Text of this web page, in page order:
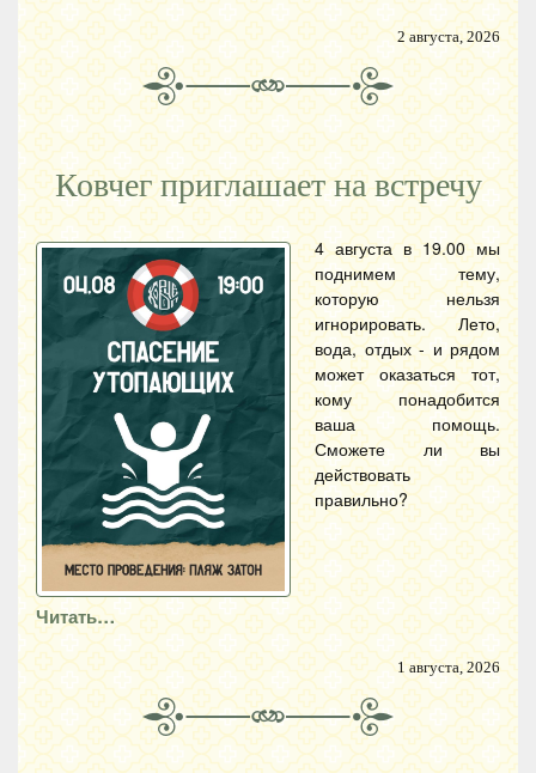
2 августа, 2026
Ковчег приглашает на встречу
4 августа в 19.00 мы
поднимем тему,
которую нельзя
игнорировать. Лето,
вода, отдых - и рядом
может оказаться тот,
кому понадобится
ваша помощь.
Сможете ли вы
действовать
правильно?
Читать…
1 августа, 2026